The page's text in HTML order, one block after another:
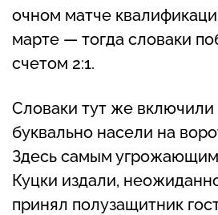
очном матче
марте — тогда словаки
счетом 2:1.
Словаки тут же включили
буквально насели на
Здесь самым
Куцки издали,
принял полузащитник